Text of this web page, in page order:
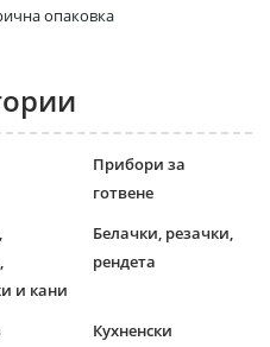
опаковка
Прибори за
готвене
и кани
Белачки, резачки,
рендета
Кухненски